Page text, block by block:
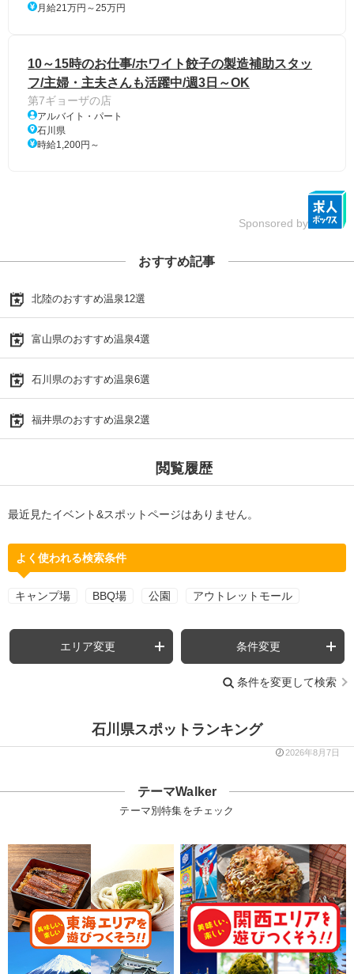
月給21万円～25万円
10～15時のお仕事/ホワイト餃子の製造補助スタッ
フ/主婦・主夫さんも活躍中/週3日～OK
第7ギョーザの店
アルバイト・パート
石川県
時給1,200円～
Sponsored by
おすすめ記事
北陸のおすすめ温泉12選
富山県のおすすめ温泉4選
石川県のおすすめ温泉6選
福井県のおすすめ温泉2選
閲覧履歴
最近見たイベント&スポットページはありません。
よく使われる検索条件
キャンプ場 BBQ場 公園 アウトレットモール
エリア変更 条件変更
条件を変更して検索
石川県スポットランキング
2026年8月7日
テーマWalker
テーマ別特集をチェック